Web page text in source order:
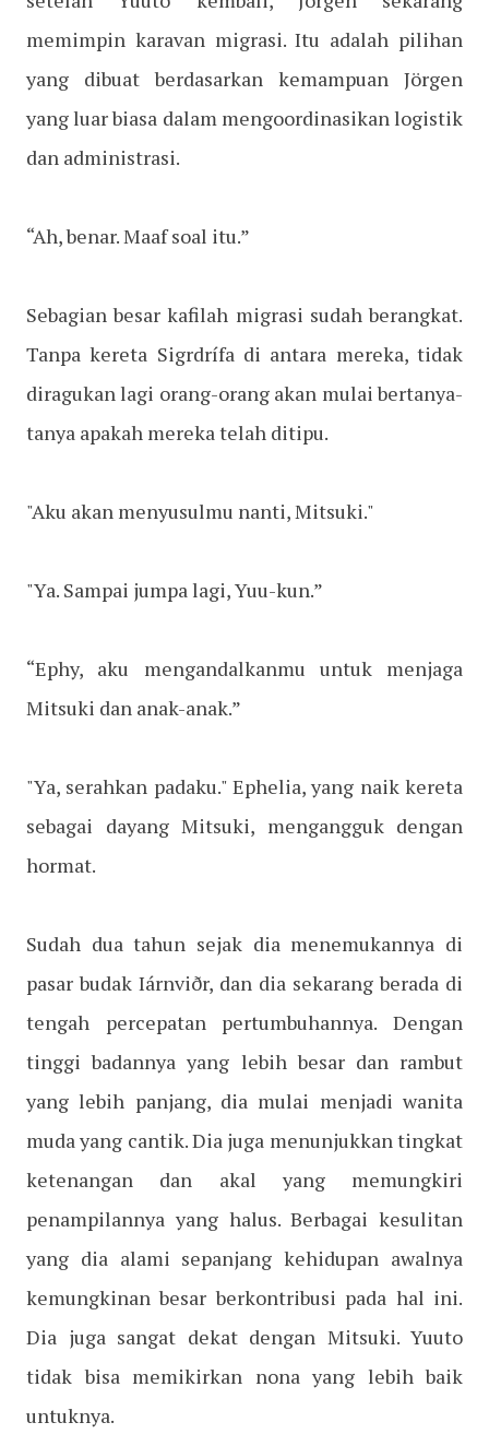
memimpin karavan migrasi. Itu adalah pilihan
yang dibuat berdasarkan kemampuan Jörgen
yang luar biasa dalam mengoordinasikan logistik
dan administrasi.
“Ah, benar. Maaf soal itu.”
Sebagian besar kafilah migrasi sudah berangkat.
Tanpa kereta Sigrdrífa di antara mereka, tidak
diragukan lagi orang-orang akan mulai bertanya-
tanya apakah mereka telah ditipu.
"Aku akan menyusulmu nanti, Mitsuki."
"Ya. Sampai jumpa lagi, Yuu-kun.”
“Ephy, aku mengandalkanmu untuk menjaga
Mitsuki dan anak-anak.”
"Ya, serahkan padaku." Ephelia, yang naik kereta
sebagai dayang Mitsuki, mengangguk dengan
hormat.
Sudah dua tahun sejak dia menemukannya di
pasar budak Iárnviðr, dan dia sekarang berada di
tengah percepatan pertumbuhannya. Dengan
tinggi badannya yang lebih besar dan rambut
yang lebih panjang, dia mulai menjadi wanita
muda yang cantik. Dia juga menunjukkan tingkat
ketenangan dan akal yang memungkiri
penampilannya yang halus. Berbagai kesulitan
yang dia alami sepanjang kehidupan awalnya
kemungkinan besar berkontribusi pada hal ini.
Dia juga sangat dekat dengan Mitsuki. Yuuto
tidak bisa memikirkan nona yang lebih baik
untuknya.